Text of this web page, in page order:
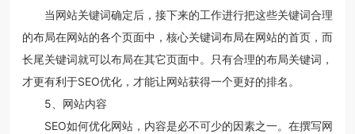
当网站关键词确定后，接下来的工作进行把这些关键词合理
的布局在网站的各个页面中，核心关键词布局在网站的首页，而
长尾关键词就可以布局在其它页面中。只有合理的布局关键词，
才更有利于SEO优化，才能让网站获得一个更好的排名。
5、网站内容
SEO如何优化网站，内容是必不可少的因素之一。在撰写网